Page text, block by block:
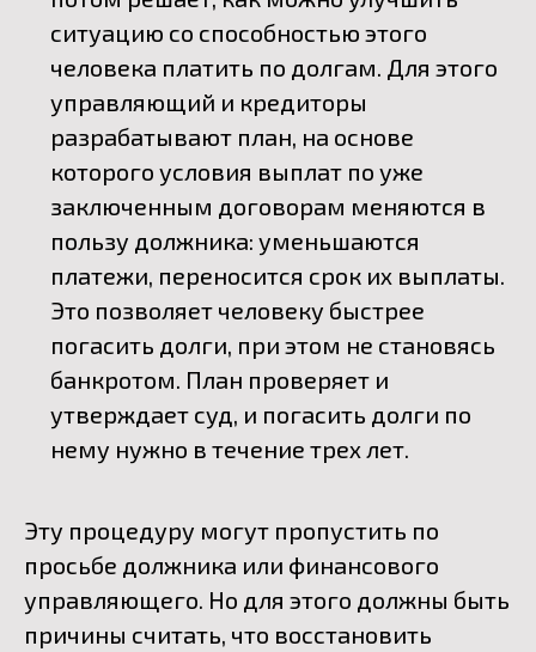
ситуацию со способностью этого
человека платить по долгам. Для этого
управляющий и кредиторы
разрабатывают план, на основе
которого условия выплат по уже
заключенным договорам меняются в
пользу должника: уменьшаются
платежи, переносится срок их выплаты.
Это позволяет человеку быстрее
погасить долги, при этом не становясь
банкротом. План проверяет и
утверждает суд, и погасить долги по
нему нужно в течение трех лет.
Эту процедуру могут пропустить по
просьбе должника или финансового
управляющего. Но для этого должны быть
причины считать, что восстановить